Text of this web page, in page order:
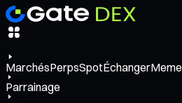
MarchésPerpsSpotÉchangerMeme
Parrainage